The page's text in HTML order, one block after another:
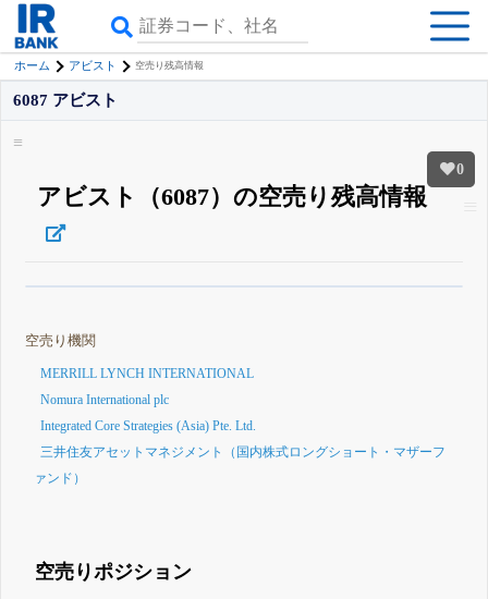
ホーム アビスト 空売り残高情報
0
6087 アビスト
アビスト（6087）の空売り残高情報
登録すると永久30%OFFと米株版の先行利用も付きます
空売り機関
MERRILL LYNCH INTERNATIONAL
Nomura International plc
Integrated Core Strategies (Asia) Pte. Ltd.
三井住友アセットマネジメント（国内株式ロングショート・マザーフ
ァンド）
空売りポジション